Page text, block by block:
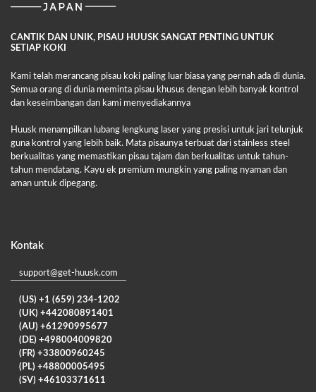
CANTIK DAN UNIK, PISAU HUUSK SANGAT PENTING UNTUK
SETIAP KOKI
Kami telah merancang pisau koki paling luar biasa yang pernah ada di dunia.
Semua orang di dunia meminta pisau khusus dengan lebih banyak kontrol
dan keseimbangan dan kami menyediakannya
Huusk menampilkan lubang lengkung laser yang presisi untuk jari telunjuk
guna kontrol yang lebih baik. Mata pisaunya terbuat dari stainless steel
berkualitas yang memastikan pisau tajam dan berkualitas untuk tahun-
tahun mendatang. Kayu ek premium mungkin yang paling nyaman dan
aman untuk dipegang.
Kontak
support@get-huusk.com
(US) +1 (659) 234-1202
(UK) +442080891401
(AU) +61290995677
(DE) +498004009820
(FR) +33800960245
(PL) +48800005495
(SV) +46103371611